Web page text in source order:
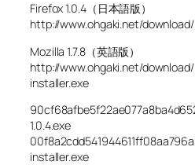
Firefox 1.0.4（日本語版）
http://www.ohgaki.net/
Mozilla 1.7.8（英語版）
http://www.ohgaki.net/
installer.exe
1.0.4.exe
installer.exe